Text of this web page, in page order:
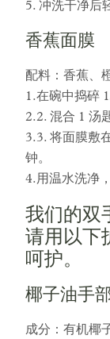
5. 冲洗干净后
香蕉面膜
配料：香蕉、
1.在碗中捣碎
2.2. 混合 1 汤
3.3. 将面膜敷
钟。
4.用温水洗净
我们的双
请用以下
呵护。
椰子油手
成分：有机椰